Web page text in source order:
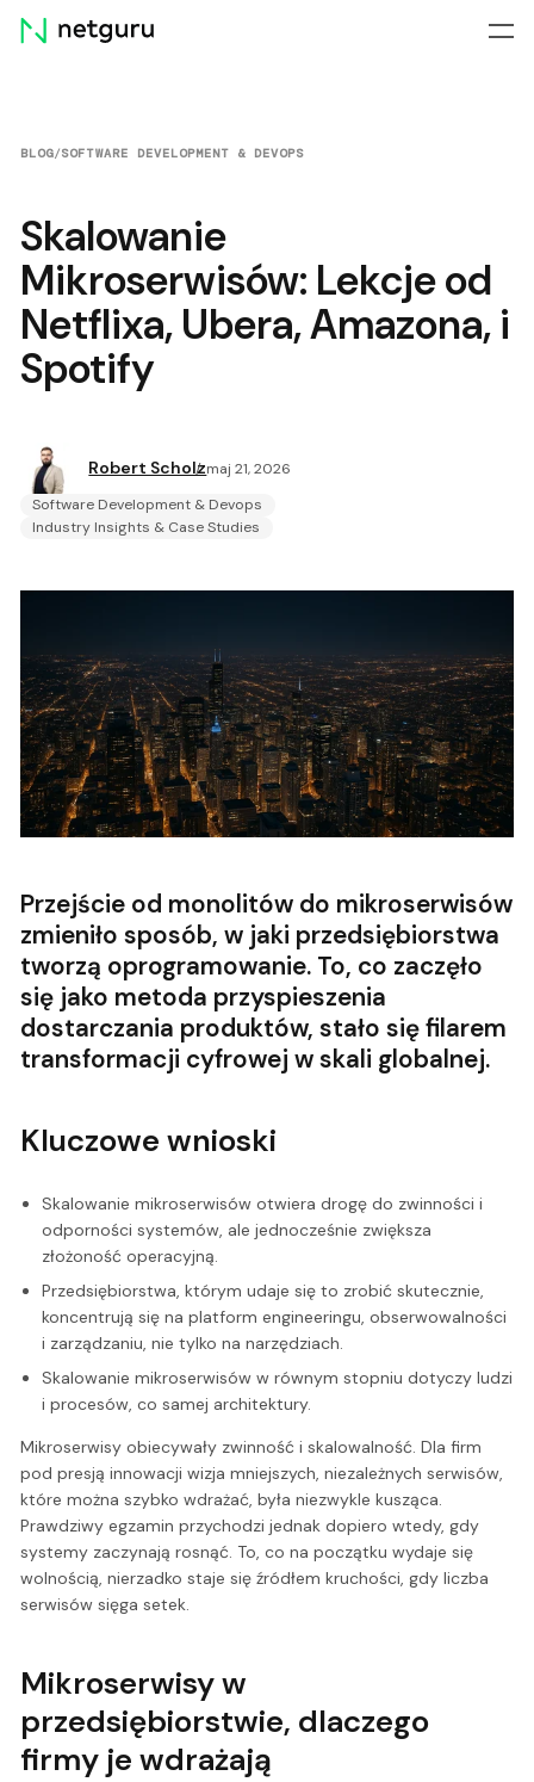
Skip
menu
BLOG/SOFTWARE DEVELOPMENT & DEVOPS
Skalowanie
Mikroserwisów: Lekcje od
Netflixa, Ubera, Amazona, i
Spotify
Robert Scholzmaj 21, 2026
Software Development & Devops
Industry Insights & Case Studies
Przejście od monolitów do mikroserwisów
zmieniło sposób, w jaki przedsiębiorstwa
tworzą oprogramowanie. To, co zaczęło
się jako metoda przyspieszenia
dostarczania produktów, stało się filarem
transformacji cyfrowej w skali globalnej.
Kluczowe wnioski
Skalowanie mikroserwisów otwiera drogę do zwinności i
odporności systemów, ale jednocześnie zwiększa
złożoność operacyjną.
Przedsiębiorstwa, którym udaje się to zrobić skutecznie,
koncentrują się na platform engineeringu, obserwowalności
i zarządzaniu, nie tylko na narzędziach.
Skalowanie mikroserwisów w równym stopniu dotyczy ludzi
i procesów, co samej architektury.
Mikroserwisy obiecywały zwinność i skalowalność. Dla firm
pod presją innowacji wizja mniejszych, niezależnych serwisów,
które można szybko wdrażać, była niezwykle kusząca.
Prawdziwy egzamin przychodzi jednak dopiero wtedy, gdy
systemy zaczynają rosnąć. To, co na początku wydaje się
wolnością, nierzadko staje się źródłem kruchości, gdy liczba
serwisów sięga setek.
Mikroserwisy w
przedsiębiorstwie, dlaczego
firmy je wdrażają